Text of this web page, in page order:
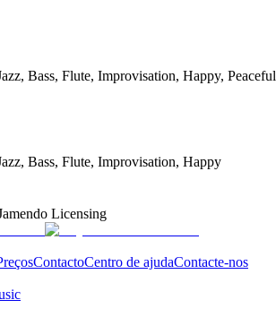
Bass, Flute, Improvisation, Happy, Peaceful
Bass, Flute, Improvisation, Happy
Licensing
ContactoCentro de ajudaContacte-nos